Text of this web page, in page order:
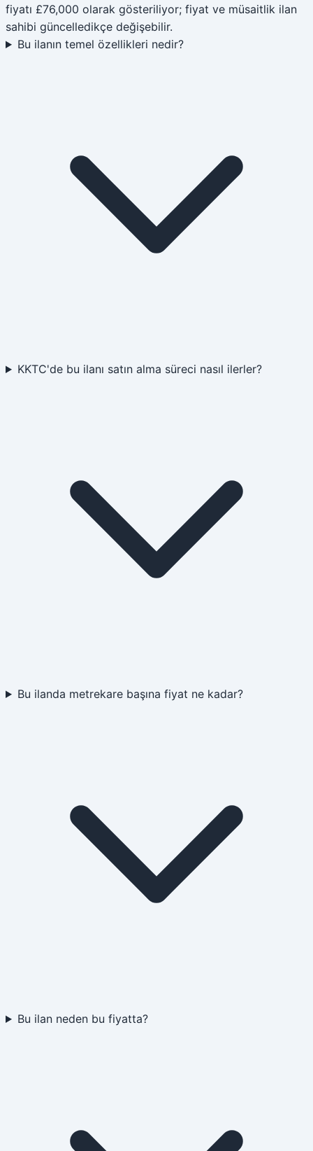
fiyatı £76,000 olarak gösteriliyor; fiyat ve müsaitlik ilan
sahibi güncelledikçe değişebilir.
Bu ilanın temel özellikleri nedir?
KKTC'de bu ilanı satın alma süreci nasıl ilerler?
Bu ilanda metrekare başına fiyat ne kadar?
Bu ilan neden bu fiyatta?